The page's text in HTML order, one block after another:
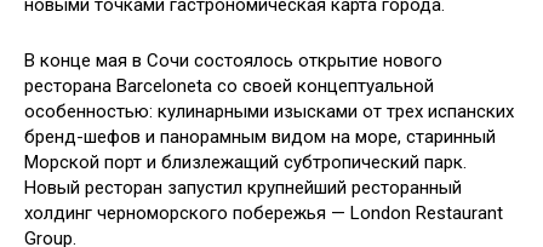
новыми точками гастрономическая карта города.
В конце мая в Сочи состоялось открытие нового
ресторана Barceloneta со своей концептуальной
особенностью: кулинарными изысками от трех испанских
бренд-шефов и панорамным видом на море, старинный
Морской порт и близлежащий субтропический парк.
Новый ресторан запустил крупнейший ресторанный
холдинг черноморского побережья — London Restaurant
Group.